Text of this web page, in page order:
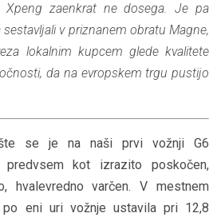
zaenkrat ne dosega. Je pa
v priznanem obratu Magne,
lokalnim kupcem glede kvalitete
da na evropskem trgu pustijo
se je na naši prvi vožnji G6
predvsem kot izrazito poskočen,
hvalevredno varčen. V mestnem
eni uri vožnje ustavila pri 12,8